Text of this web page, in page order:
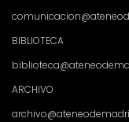
BIBLIOTECA
ARCHIVO